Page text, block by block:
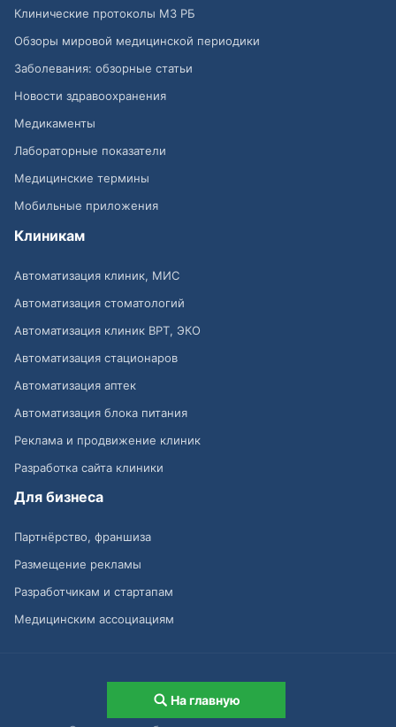
Клинические протоколы МЗ РБ
Обзоры мировой медицинской периодики
Заболевания: обзорные статьи
Новости здравоохранения
Медикаменты
Лабораторные показатели
Медицинские термины
Мобильные приложения
Клиникам
Автоматизация клиник, МИС
Автоматизация стоматологий
Автоматизация клиник ВРТ, ЭКО
Автоматизация стационаров
Автоматизация аптек
Автоматизация блока питания
Реклама и продвижение клиник
Разработка сайта клиники
Для бизнеса
Партнёрство, франшиза
Размещение рекламы
Разработчикам и стартапам
Медицинским ассоциациям
Выходные данные
На главную